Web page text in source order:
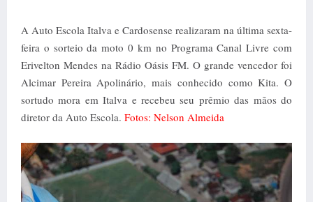
A Auto Escola Italva e Cardosense realizaram na última sexta-
feira o sorteio da moto 0 km no Programa Canal Livre com
Erivelton Mendes na Rádio Oásis FM. O grande vencedor foi
Alcimar Pereira Apolinário, mais conhecido como Kita. O
sortudo mora em Italva e recebeu seu prêmio das mãos do
diretor da Auto Escola. Fotos: Nelson Almeida